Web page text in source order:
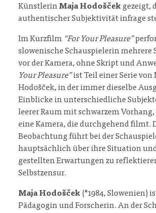
KünstlerinMaja Hodošček gezeigt,
authentischer Subjektivität infrage
Im Kurzfilm “For Your Pleasure”
slowenische Schauspielerin mehrere
vor der Kamera, ohne Skript und
Your Pleasure”ist Teil einer Serie von
Hodošček, in der immer dieselbe
Einblicke in unterschiedliche
leerer Raum mit schwarzem
eine Kamera, die durchgehend filmt.
Beobachtung führt bei der
hauptsächlich über ihre Situation
gestellten Erwartungen zu
Selbstzensur.
Maja Hodošček (*1984, Slowenien)
Pädagogin und Forscherin. An der